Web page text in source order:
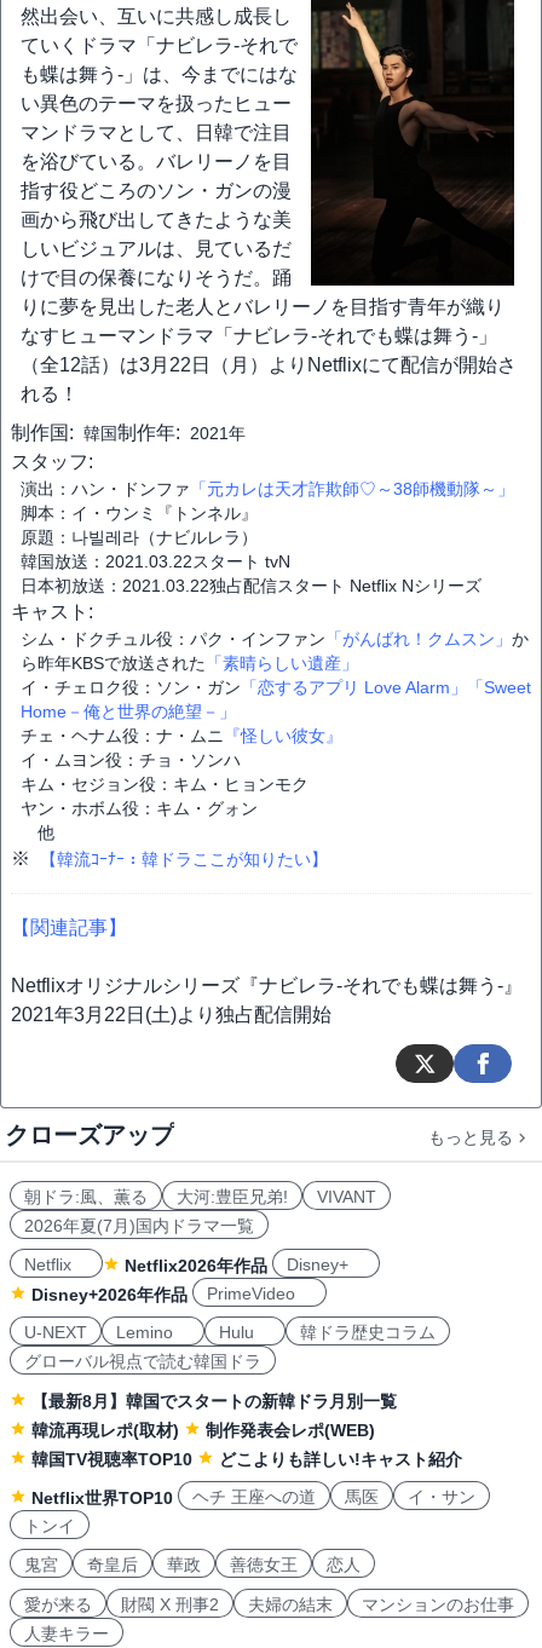
然出会い、互いに共感し成長し
ていくドラマ「ナビレラ-それで
も蝶は舞う-」は、今までにはな
い異色のテーマを扱ったヒュー
マンドラマとして、日韓で注目
を浴びている。バレリーノを目
指す役どころのソン・ガンの漫
画から飛び出してきたような美
しいビジュアルは、見ているだ
けで目の保養になりそうだ。踊
りに夢を見出した老人とバレリーノを目指す青年が織り
なすヒューマンドラマ「ナビレラ-それでも蝶は舞う-」
（全12話）は3月22日（月）よりNetflixにて配信が開始さ
れる！
制作国: 韓国制作年: 2021年
スタッフ:
演出：ハン・ドンファ 「元カレは天才詐欺師♡～38師機動隊～」
脚本：イ・ウンミ『トンネル』
原題：나빌레라（ナビルレラ）
韓国放送：2021.03.22スタート tvN
日本初放送：2021.03.22独占配信スタート Netflix Nシリーズ
キャスト:
シム・ドクチュル役：パク・インファン 「がんばれ！クムスン」 か
ら昨年KBSで放送された 「素晴らしい遺産」
イ・チェロク役：ソン・ガン 「恋するアプリ Love Alarm」
「Sweet
Home－俺と世界の絶望－」
チェ・ヘナム役：ナ・ムニ
『怪しい彼女』
イ・ムヨン役：チョ・ソンハ
キム・セジョン役：キム・ヒョンモク
ヤン・ホボム役：キム・グォン
他
※ 【韓流ｺｰﾅｰ：韓ドラここが知りたい】
【関連記事】
Netflixオリジナルシリーズ『ナビレラ-それでも蝶は舞う-』
2021年3月22日(土)より独占配信開始
クローズアップ もっと見る
朝ドラ:風、薫る 大河:豊臣兄弟!
VIVANT
2026年夏(7月)国内ドラマ一覧
Netflix
Netflix2026年作品
Disney+
Disney+2026年作品
PrimeVideo
U-NEXT
Lemino Hulu
韓ドラ歴史コラム
グローバル視点で読む韓国ドラ
【最新8月】韓国でスタートの新韓ドラ月別一覧
韓流再現レポ(取材)
制作発表会レポ(WEB)
韓国TV視聴率TOP10
どこよりも詳しい!キャスト紹介
Netflix世界TOP10
ヘチ 王座への道 馬医
イ・サン
トンイ
鬼宮
奇皇后 華政 善徳女王 恋人
愛が来る 財閥 X 刑事2 夫婦の結末
マンションのお仕事
人妻キラー